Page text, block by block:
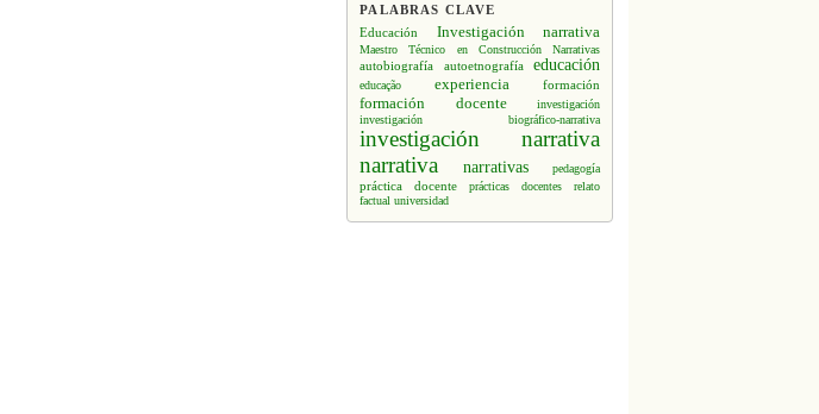
PALABRAS CLAVE
Educación
Investigación narrativa
Maestro Técnico en Construcción Narrativas
autobiografía autoetnografía educación
educação experiencia formación
formación docente
investigación
investigación biográfico-narrativa
investigación narrativa
narrativa
narrativas pedagogía
práctica docente prácticas docentes
relato
factual universidad